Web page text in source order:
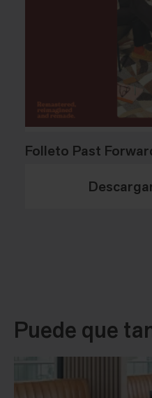
Folleto Past
Puede que